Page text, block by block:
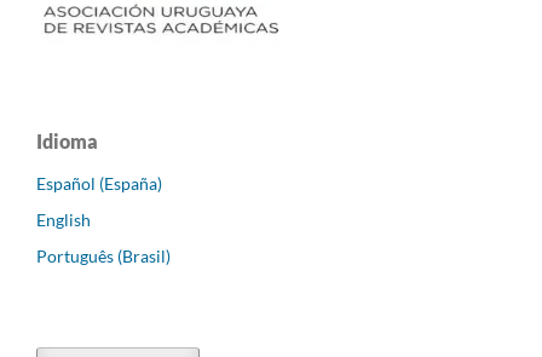
Idioma
Español (España)
English
Português (Brasil)